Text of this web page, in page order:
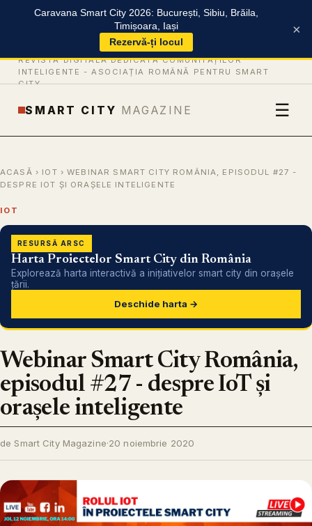
Caravana Smart City 2026: București, Sibiu, Brăila,
Timișoara, Iași
Rezervă-ți locul
×
REVISTĂ DIGITALĂ DEDICATĂ COMUNITĂȚILOR
INTELIGENTE - ASOCIAȚIA ROMÂNĂ PENTRU SMART
CITY
SMART CITY MAGAZINE ☰
ACASĂ › IOT › WEBINAR SMART CITY ROMÂNIA, EPISODUL #27 -
DESPRE IOT ȘI ORAȘELE INTELIGENTE
IOT
RESURSĂ ARSC
Harta Proiectelor Smart City din România
Explorează harta interactivă a inițiativelor smart city din orașele
țării.
Deschide harta →
Webinar Smart City România,
episodul #27 - despre IoT și
orașele inteligente
de Smart City Magazine·20 noiembrie 2020